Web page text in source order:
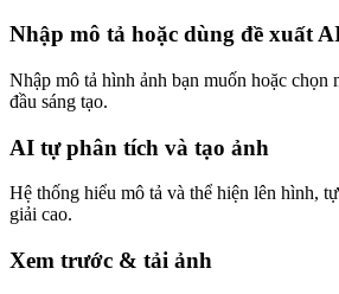
Nhập mô tả hoặc dùng đề xuất
Nhập mô tả hình ảnh bạn muốn hoặc chọn
đầu sáng tạo.
AI tự phân tích và tạo ảnh
Hệ thống hiểu mô tả và thể hiện lên hình,
giải cao.
Xem trước & tải ảnh